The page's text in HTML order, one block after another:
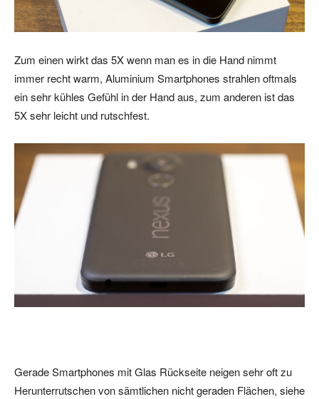
Zum einen wirkt das 5X wenn man es in die Hand nimmt
immer recht warm, Aluminium Smartphones strahlen oftmals
ein sehr kühles Gefühl in der Hand aus, zum anderen ist das
5X sehr leicht und rutschfest.
Gerade Smartphones mit Glas Rückseite neigen sehr oft zu
Herunterrutschen von sämtlichen nicht geraden Flächen, siehe